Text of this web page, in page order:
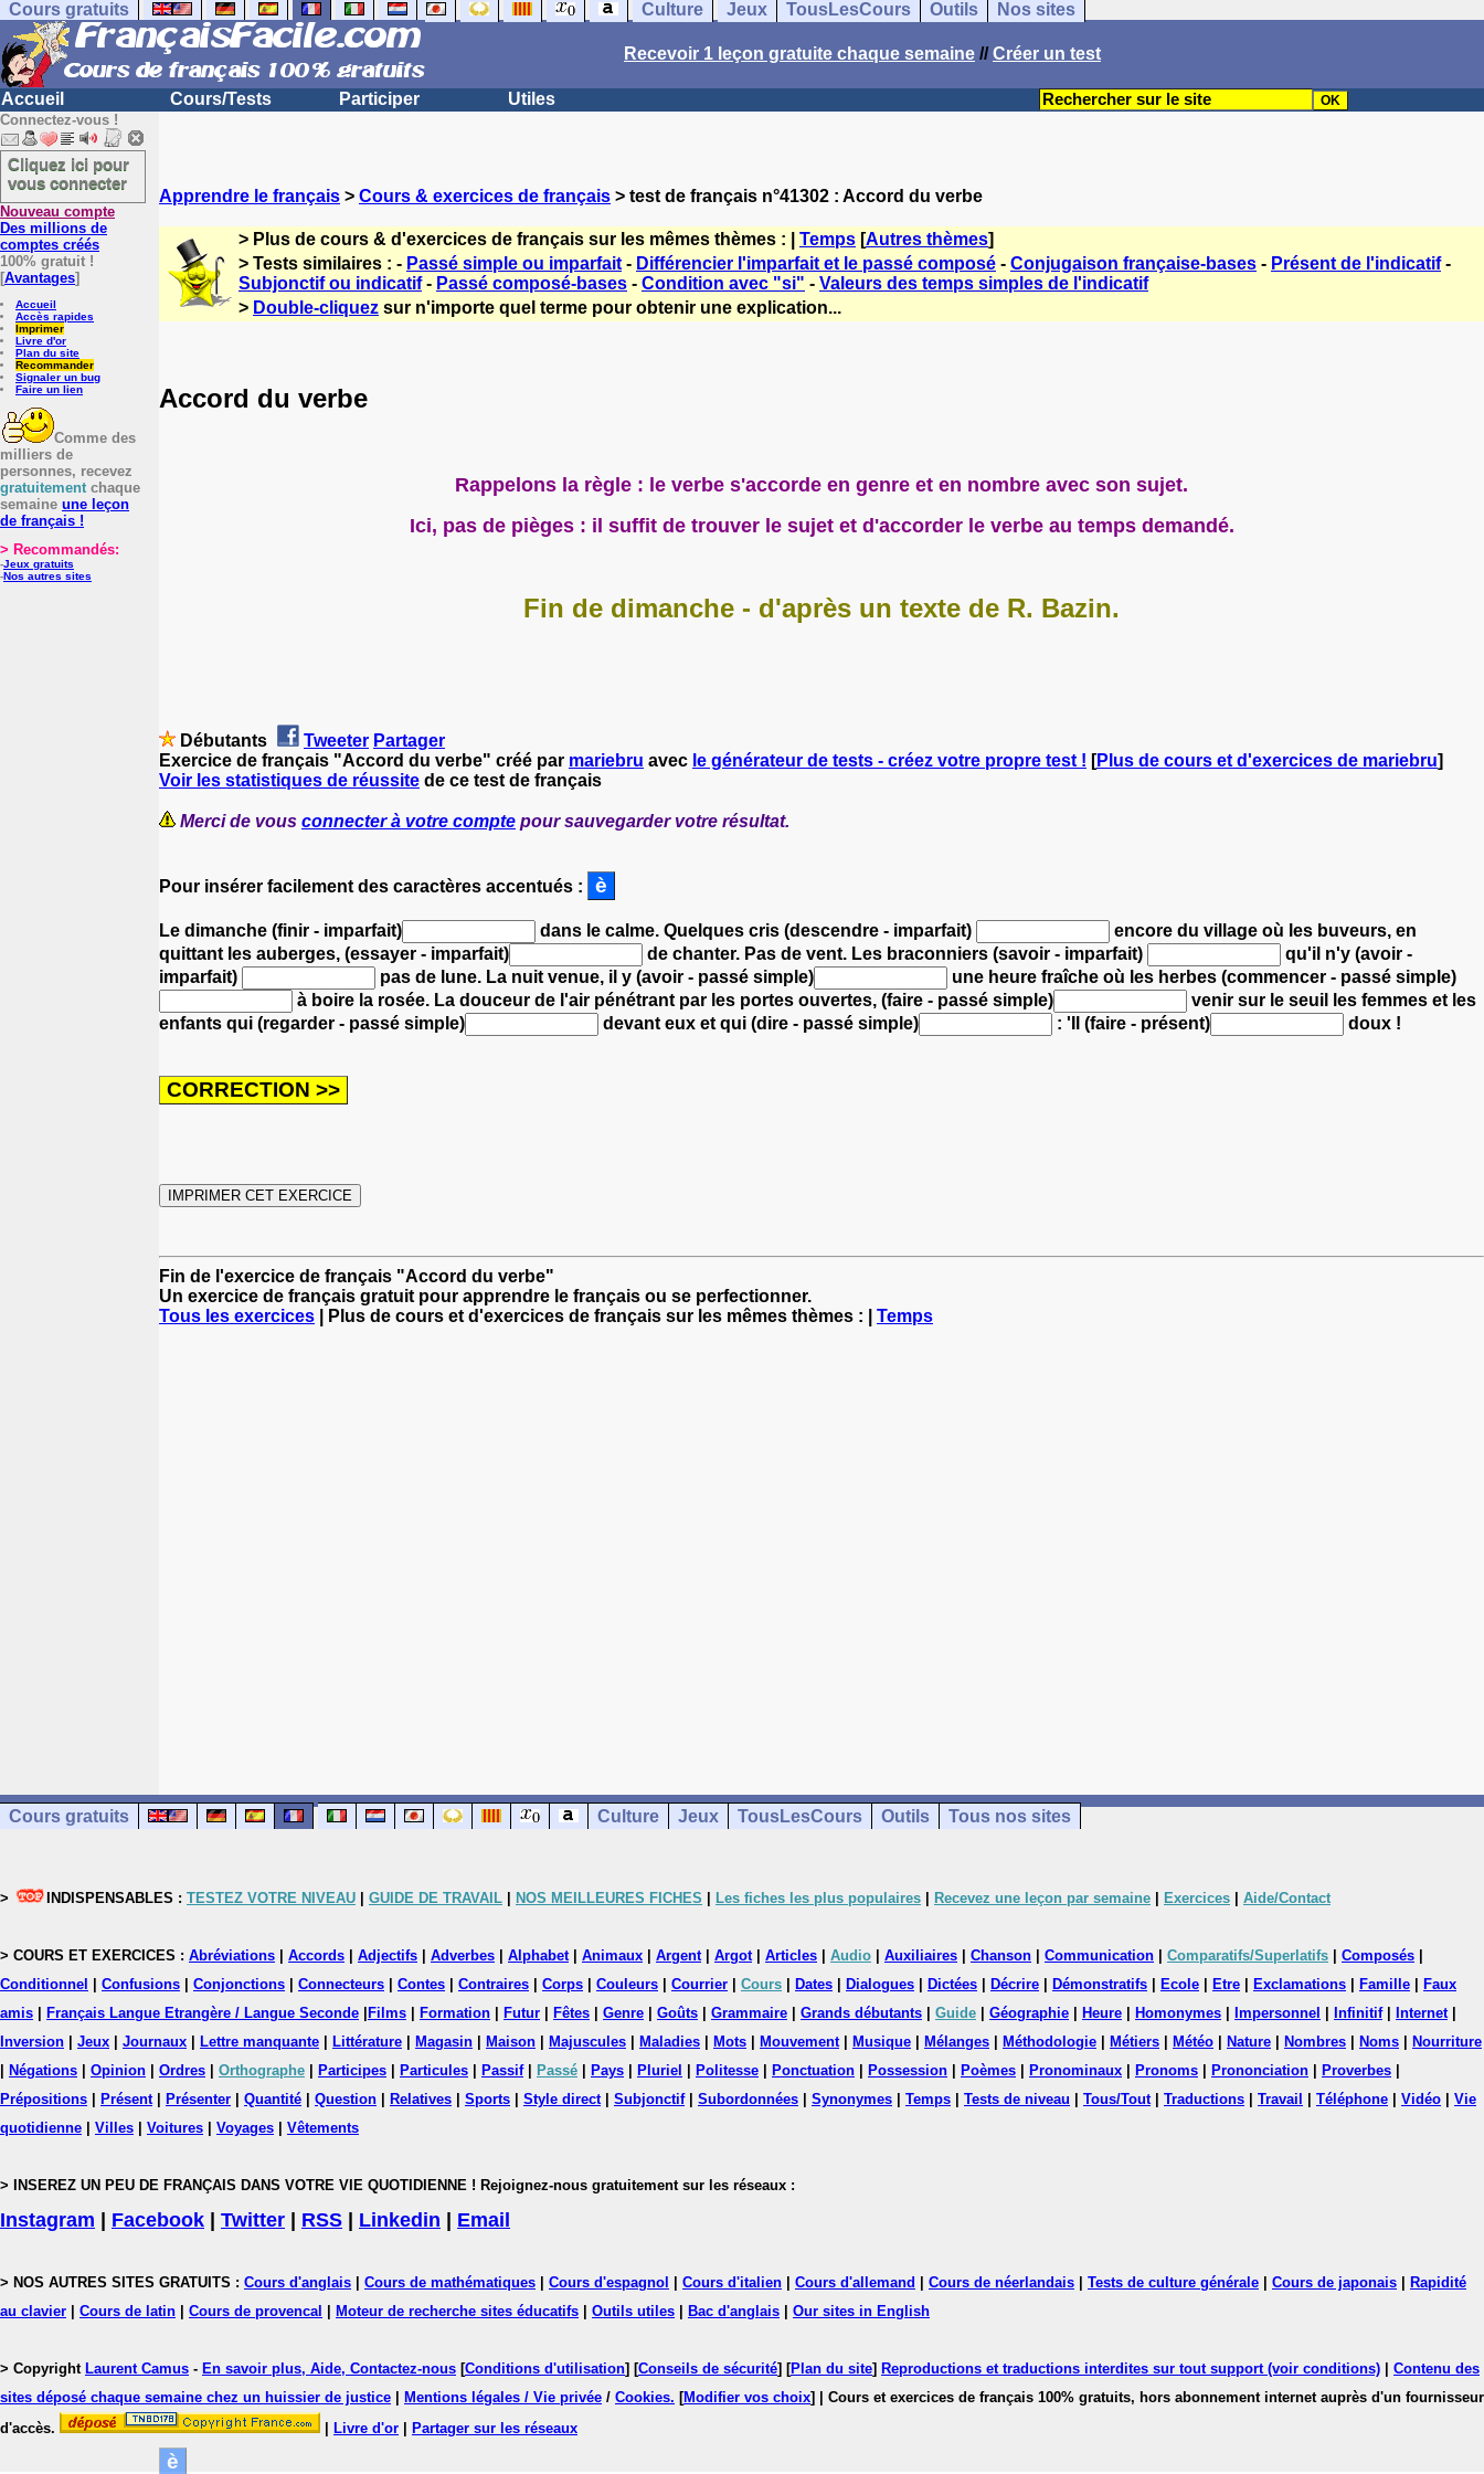
Cours gratuits Culture Jeux TousLesCours Outils Nos sites
Recevoir 1 leçon gratuite chaque semaine //Créer un test
Accueil Cours/Tests Participer Utiles
Connectez-vous !
Cliquez ici pour
vous connecter
Nouveau compte
Des millions de
comptes créés
100% gratuit !
[Avantages]
Accueil
Accès rapides
Imprimer
Livre d'or
Plan du site
Recommander
Signaler un bug
Faire un lien
Comme des
milliers de
personnes, recevez
gratuitementchaque
semaine une leçon
de français !
> Recommandés:
-Jeux gratuits
-Nos autres sites
Apprendre le français > Cours & exercices de français > test de français n°41302 : Accord du verbe
> Plus de cours & d'exercices de français sur les mêmes thèmes : | Temps [Autres thèmes]
> Tests similaires : - Passé simple ou imparfait - Différencier l'imparfait et le passé composé - Conjugaison française-bases - Présent de l'indicatif-
Subjonctif ou indicatif- Passé composé-bases - Condition avec "si" - Valeurs des temps simples de l'indicatif
> Double-cliquez sur n'importe quel terme pour obtenir une explication...
Accord du verbe
Rappelons la règle : le verbe s'accorde en genre et en nombre avec son sujet.
Ici, pas de pièges : il suffit de trouver le sujet et d'accorder le verbe au temps demandé.
Fin de dimanche - d'après un texte de R. Bazin.
Débutants Tweeter Partager
Exercice de français "Accord du verbe" créé par mariebru avec le générateur de tests - créez votre propre test ! [Plus de cours et d'exercices de mariebru]
Voir les statistiques de réussite de ce test de français
Merci de vous connecter à votre compte pour sauvegarder votre résultat.
Pour insérer facilement des caractères accentués :
Le dimanche (finir - imparfait) dans le calme. Quelques cris (descendre - imparfait) encore du village où les buveurs, en
quittant les auberges, (essayer - imparfait)
de chanter. Pas de vent. Les braconniers (savoir - imparfait)
qu'il n'y (avoir -
imparfait)
pas de lune. La nuit venue, il y (avoir - passé simple) une heure fraîche où les herbes (commencer - passé simple)
à boire la rosée. La douceur de l'air pénétrant par les portes ouvertes, (faire - passé simple) venir sur le seuil
les femmes et les
enfants qui (regarder - passé simple)
devant eux et qui (dire - passé simple) : 'Il (faire - présent) doux !
Fin de l'exercice de français "Accord du verbe"
Un exercice de français gratuit pour apprendre le français ou se perfectionner.
Tous les exercices | Plus de cours et d'exercices de français sur les mêmes thèmes : | Temps
Cours gratuits Culture Jeux TousLesCours Outils Tous nos sites
> INDISPENSABLES : TESTEZ VOTRE NIVEAU GUIDE DE TRAVAIL NOS MEILLEURES FICHES Les fiches les plus populaires Recevez une leçon par semaine Exercices Aide/Contact
> COURS ET EXERCICES : Abréviations Accords Adjectifs Adverbes Alphabet| Animaux Argent| Argot| Articles Audio Auxiliaires Chanson Communication Comparatifs/Superlatifs Composés
Conditionnel
Confusions Conjonctions Connecteurs Contes Contraires Corps Couleurs Courrier Cours Dates Dialogues Dictées Décrire Démonstratifs Ecole Etre Exclamations Famille
Faux
amis
Français Langue Etrangère / Langue Seconde Films Formation Futur Fêtes Genre Goûts Grammaire Grands débutants Guide Géographie Heure Homonymes Impersonnel Infinitif| Internet|
Inversion
Jeux Journaux Lettre manquante Littérature Magasin Maison Majuscules Maladies Mots Mouvement| Musique Mélanges Méthodologie Métiers Météo Nature Nombres Noms
Nourriture
Négations Opinion Ordres Orthographe Participes Particules Passif| Passé Pays Pluriel Politesse Ponctuation Possession Poèmes Pronominaux Pronoms Prononciation Proverbes
Prépositions
Présent| Présenter Quantité Question Relatives Sports Style direct| Subjonctif| Subordonnées Synonymes Temps Tests de niveau Tous/Tout| Traductions Travail Téléphone Vidéo
Vie
quotidienne
Villes Voitures Voyages Vêtements
> INSEREZ UN PEU DE FRANÇAIS DANS VOTRE VIE QUOTIDIENNE ! Rejoignez-nous gratuitement sur les réseaux :
Instagram Facebook Twitter RSS Linkedin Email
> NOS AUTRES SITES GRATUITS : Cours d'anglais Cours de mathématiques Cours d'espagnol Cours d'italien Cours d'allemand Cours de néerlandais Tests de culture générale Cours de japonais
Rapidité
au clavier
Cours de latin Cours de provencal Moteur de recherche sites éducatifs Outils utiles Bac d'anglais Our sites in English
> Copyright Laurent Camus - En savoir plus, Aide, Contactez-nous [Conditions d'utilisation] [Conseils de sécurité] [Plan du site] Reproductions et traductions interdites sur tout support (voir conditions)
Contenu des
sites déposé chaque semaine chez un huissier de justice
Mentions légales / Vie privée / Cookies. [Modifier vos choix]
| Cours et exercices de français 100% gratuits, hors abonnement internet auprès d'un fournisseur
d'accès.
Livre d'or Partager sur les réseaux